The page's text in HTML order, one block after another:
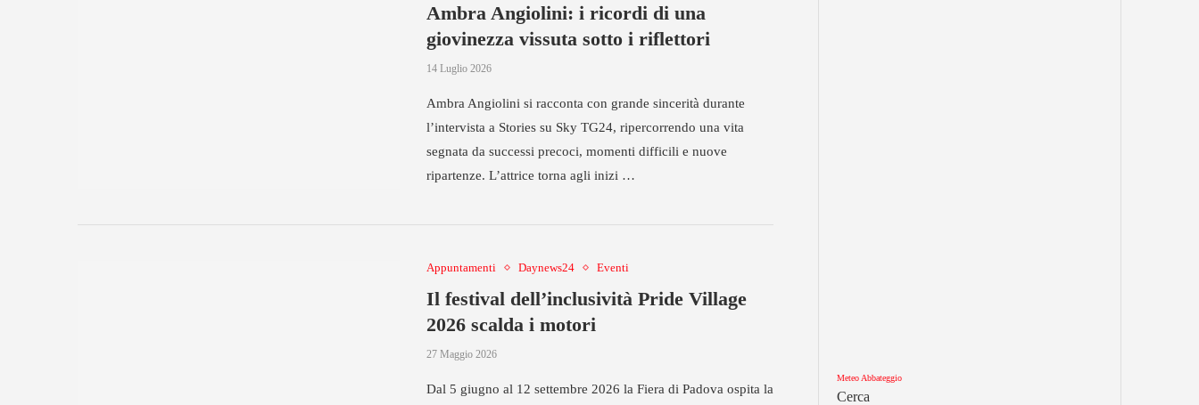
Ambra Angiolini: i ricordi di una
giovinezza vissuta sotto i riflettori
14 Luglio 2026
Ambra Angiolini si racconta con grande sincerità durante
l’intervista a Stories su Sky TG24, ripercorrendo una vita
segnata da successi precoci, momenti difficili e nuove
ripartenze. L’attrice torna agli inizi …
Appuntamenti Daynews24 Eventi
Il festival dell’inclusività Pride Village
2026 scalda i motori
27 Maggio 2026
Dal 5 giugno al 12 settembre 2026 la Fiera di Padova ospita la
Meteo Abbateggio
Cerca